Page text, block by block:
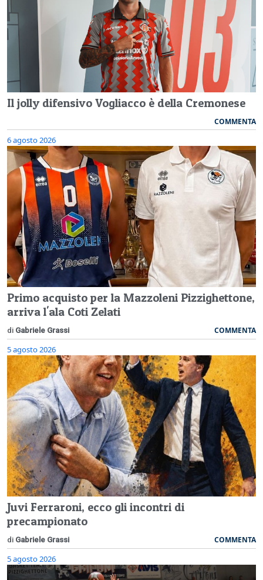
Il jolly difensivo Vogliacco è della Cremonese
COMMENTA
6 agosto 2026
Primo acquisto per la Mazzoleni Pizzighettone,
arriva l'ala Coti Zelati
di Gabriele Grassi COMMENTA
5 agosto 2026
Juvi Ferraroni, ecco gli incontri di
precampionato
di Gabriele Grassi COMMENTA
5 agosto 2026